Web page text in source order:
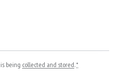
being collected and stored.*